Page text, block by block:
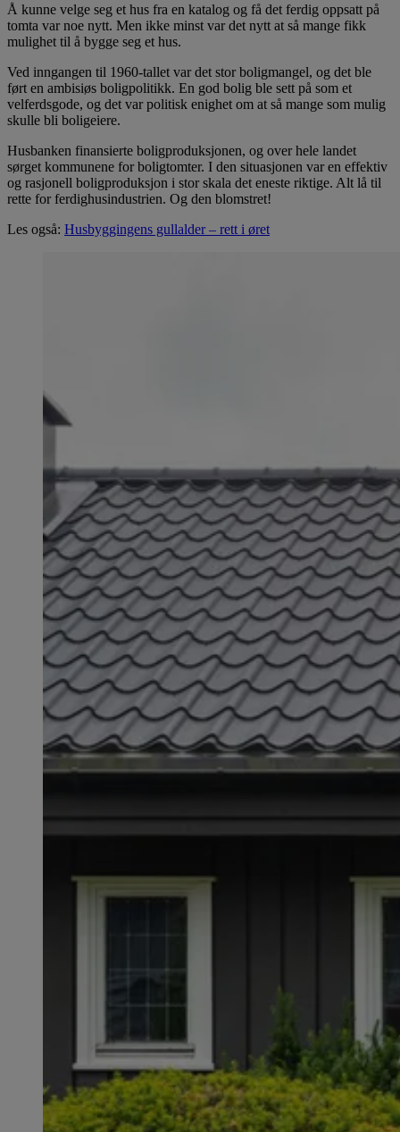
Å kunne velge seg et hus fra en katalog og få det ferdig oppsatt på
tomta var noe nytt. Men ikke minst var det nytt at så mange fikk
mulighet til å bygge seg et hus.
Ved inngangen til 1960-tallet var det stor boligmangel, og det ble
ført en ambisiøs boligpolitikk. En god bolig ble sett på som et
velferdsgode, og det var politisk enighet om at så mange som mulig
skulle bli boligeiere.
Husbanken finansierte boligproduksjonen, og over hele landet
sørget kommunene for boligtomter. I den situasjonen var en effektiv
og rasjonell boligproduksjon i stor skala det eneste riktige. Alt lå til
rette for ferdighusindustrien. Og den blomstret!
Les også: Husbyggingens gullalder – rett i øret